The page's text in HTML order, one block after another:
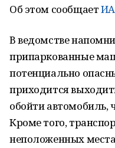
Об этом сообщает
В ведомстве
припаркованные
потенциально
приходится
обойти автомобиль,
Кроме того,
неположенных